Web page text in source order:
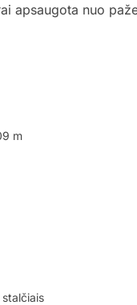
apsaugota nuo
m
stalčiais